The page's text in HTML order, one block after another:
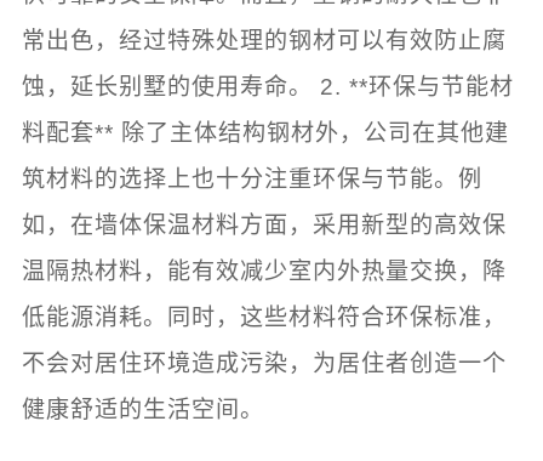
常出色，经过特殊处理的钢材可以有效防止腐
蚀，延长别墅的使用寿命。 2. **环保与节能材
料配套** 除了主体结构钢材外，公司在其他建
筑材料的选择上也十分注重环保与节能。例
如，在墙体保温材料方面，采用新型的高效保
温隔热材料，能有效减少室内外热量交换，降
低能源消耗。同时，这些材料符合环保标准，
不会对居住环境造成污染，为居住者创造一个
健康舒适的生活空间。